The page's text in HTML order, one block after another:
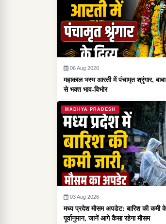
06 Aug 2026
महाकाल भस्म आरती में पंचामृत श्रृंगार,
से भक्त भाव-विभोर
MADHYA PRADESH
03 Aug 2026
मध्य प्रदेश मौसम अपडेट: बारिश की कमी
पूर्वानुमान, जानें आगे कैसा रहेगा मौसम